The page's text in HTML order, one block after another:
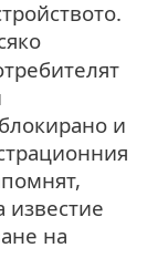
и
известие
на